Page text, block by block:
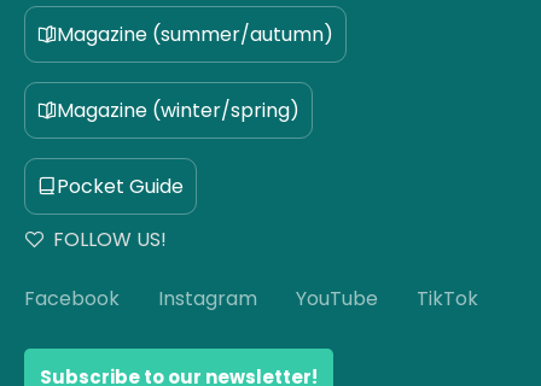
Magazine (summer/autumn)
Magazine (winter/spring)
Pocket Guide
FOLLOW US!
Facebook Instagram YouTube TikTok
Subscribe to our newsletter!